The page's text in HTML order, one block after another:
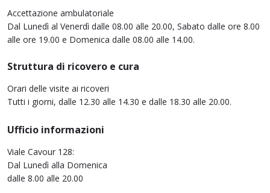
Accettazione ambulatoriale
Dal Lunedì al Venerdì dalle 08.00 alle 20.00, Sabato dalle ore 8.00
alle ore 19.00 e Domenica dalle 08.00 alle 14.00.
Struttura di ricovero e cura
Orari delle visite ai ricoveri
Tutti i giorni, dalle 12.30 alle 14.30 e dalle 18.30 alle 20.00.
Ufficio informazioni
Viale Cavour 128:
Dal Lunedì alla Domenica
dalle 8.00 alle 20.00